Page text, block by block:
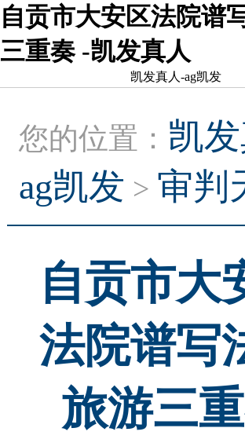
自贡市大安区法院谱
三重奏 -凯发真人
凯发真人-ag凯发
您的位置： 凯
ag凯发 > 审判
自贡市大
法院谱写
旅游三